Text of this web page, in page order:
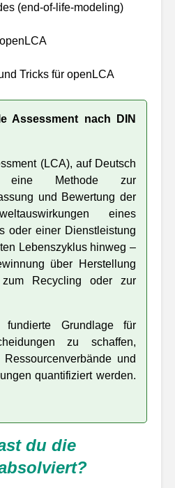
(end-of-life-modeling)
Tricks für openLCA
Assessment nach DIN
(LCA), auf Deutsch
eine Methode zur
und Bewertung der
eines
oder einer Dienstleistung
Lebenszyklus hinweg –
über Herstellung
Recycling oder zur
Grundlage für
zu schaffen,
und
quantifiziert werden.
du die